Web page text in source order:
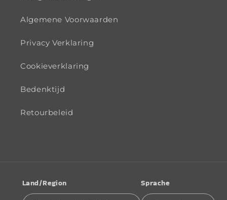
Algemene Voorwaarden
Privacy Verklaring
Cookieverklaring
Bedenktijd
Retourbeleid
Land/Region Sprache